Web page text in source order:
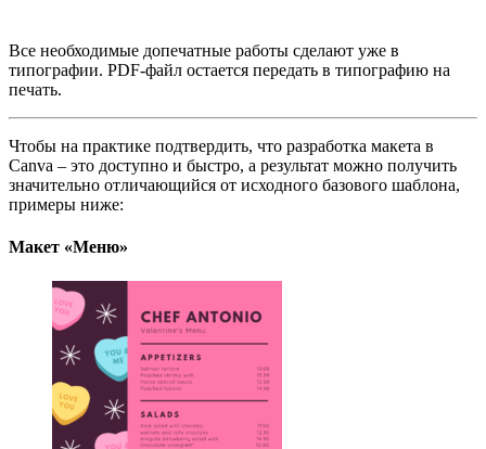
Все необходимые допечатные работы сделают уже в
типографии. PDF-файл остается передать в типографию на
печать.
Чтобы на практике подтвердить, что разработка макета в
Canva – это доступно и быстро, а результат можно получить
значительно отличающийся от исходного базового шаблона,
примеры ниже:
Макет «Меню»